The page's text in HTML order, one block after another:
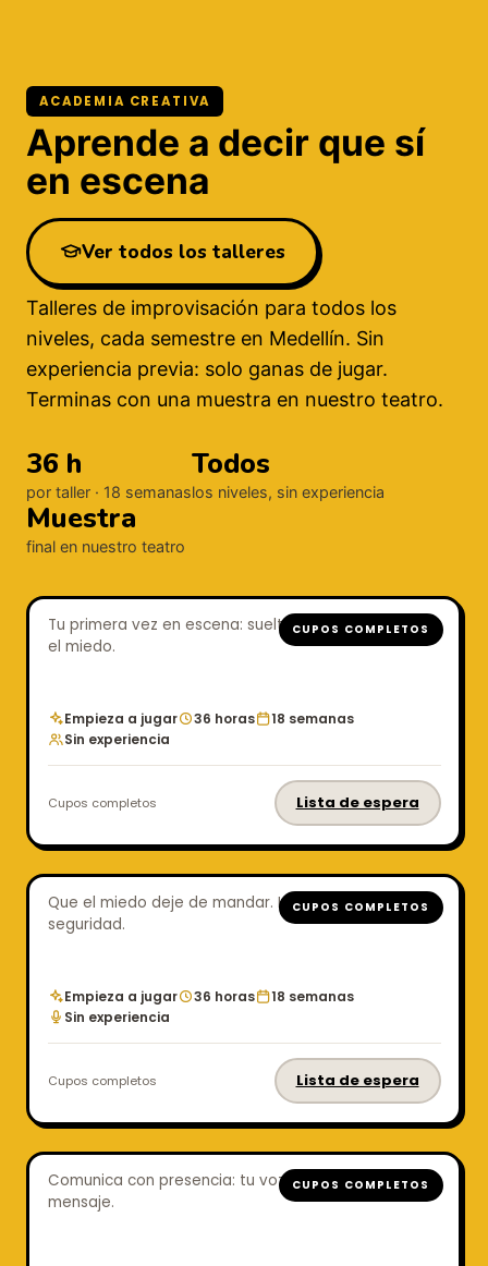
ACADEMIA CREATIVA
Aprende a decir que sí
en escena
Ver todos los talleres
Talleres de improvisación para todos los
niveles, cada semestre en Medellín. Sin
experiencia previa: solo ganas de jugar.
Terminas con una muestra en nuestro teatro.
36 h
por taller · 18 semanas
Todos
los niveles, sin experiencia
Muestra
final en nuestro teatro
CUPOS COMPLETOS
Tu primera vez en escena: suelta el cuerpo, la voz y
el miedo.
Empieza a jugar 36 horas
18 semanas
Sin experiencia
Cupos completos Lista de espera
CUPOS COMPLETOS
Miedo Escénico
Que el miedo deje de mandar. Habla y exponte con
seguridad.
Empieza a jugar 36 horas
18 semanas
Sin experiencia
Cupos completos Lista de espera
CUPOS COMPLETOS
Oratoria y Comunicación
Comunica con presencia: tu voz, tu cuerpo y tu
mensaje.